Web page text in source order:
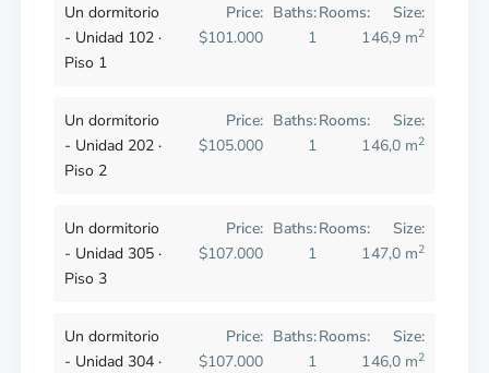
Un dormitorio
- Unidad 102 ·
Piso 1
Size:
46,9 m2
Rooms:
1
Baths:
1
Price:
$101.000
Un dormitorio
- Unidad 202 ·
Piso 2
Size:
46,0 m2
Rooms:
1
Baths:
1
Price:
$105.000
Un dormitorio
- Unidad 305 ·
Piso 3
Size:
47,0 m2
Rooms:
1
Baths:
1
Price:
$107.000
Un dormitorio
- Unidad 304 ·
Size:
46,0 m2
Rooms:
1
Baths:
1
Price:
$107.000